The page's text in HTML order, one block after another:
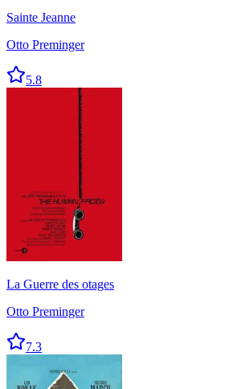
Sainte Jeanne
Otto Preminger
5.8
La Guerre des otages
Otto Preminger
7.3